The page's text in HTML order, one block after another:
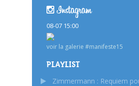
08-07 15:00
voir la galerie #manifeste15
PLAYLIST